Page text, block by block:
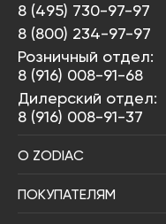
8 (495) 730-97-97
8 (800) 234-97-97
Розничный отдел:
8 (916) 008-91-68
Дилерский отдел:
8 (916) 008-91-37
О ZODIAC
ПОКУПАТЕЛЯМ